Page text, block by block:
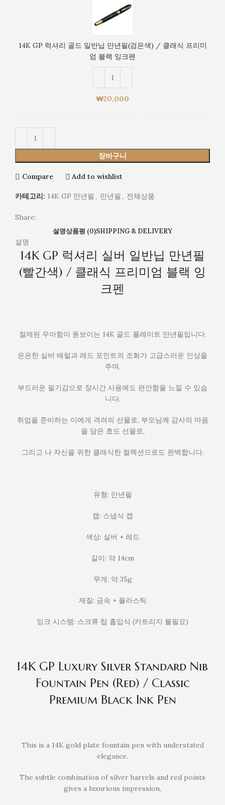
간
클
래
식
프
리
미
잉
크
셔
드
일
만
년
색)
/
클
식
미
블
랙
잉
크
펜
14K GP 럭셔리 골드 일반닙 만년필(검은색) / 클래식 프리미
엄 블랙 잉크펜
₩20,000
장바구니
Compare Add to wishlist
카테고리: 14K GP 만년필 , 만년필 , 전체상품
Share:
설명상품평 (0)SHIPPING & DELIVERY
설명
14K GP 럭셔리 실버 일반닙 만년필
(빨간색) / 클래식 프리미엄 블랙 잉
크펜
절제된 우아함이 돋보이는 14K 골드 플레이트 만년필입니다.
은은한 실버 배럴과 레드 포인트의 조화가 고급스러운 인상을
주며,
부드러운 필기감으로 장시간 사용에도 편안함을 느낄 수 있습
니다.
취업을 준비하는 이에게 격려의 선물로, 부모님께 감사의 마음
을 담은 효도 선물로,
그리고 나 자신을 위한 클래식한 컬렉션으로도 완벽합니다.
유형: 만년필
캡: 스냅식 캡
색상: 실버 + 레드
길이: 약 14cm
무게: 약 35g
재질: 금속 + 플라스틱
잉크 시스템: 스크류 탑 흡입식 (카트리지 불필요)
14K GP Luxury Silver Standard Nib
Fountain Pen (Red) / Classic
Premium Black Ink Pen
This is a 14K gold plate fountain pen with understated
elegance.
The subtle combination of silver barrels and red points
gives a luxurious impression,